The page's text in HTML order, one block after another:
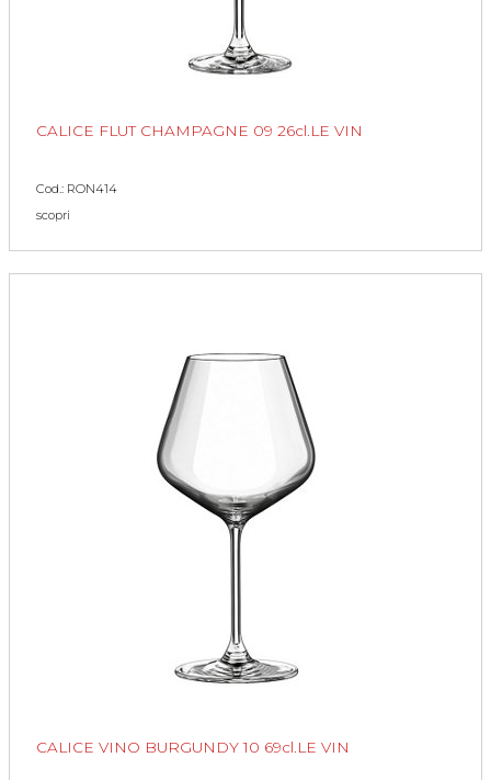
CALICE FLUT CHAMPAGNE 09 26cl.LE VIN
Cod.: RON414
scopri
CALICE VINO BURGUNDY 10 69cl.LE VIN